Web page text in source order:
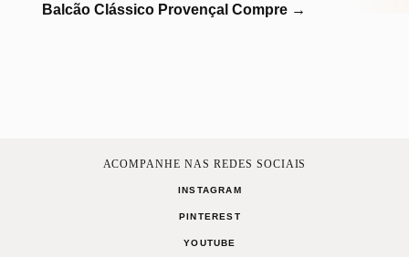
Balcão Clássico Provençal Compre →
ACOMPANHE NAS REDES SOCIAIS
INSTAGRAM
PINTEREST
YOUTUBE